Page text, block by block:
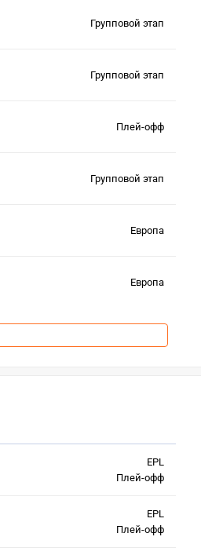
Групповой этап
Групповой этап
Плей-офф
Групповой этап
Европа
Европа
EPL
Плей-офф
EPL
Плей-офф